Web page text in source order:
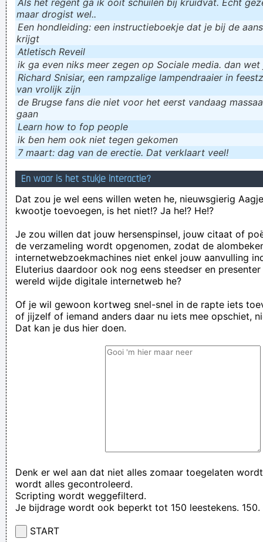
maar drogist wel..
Een hondleiding: een instructieboekje dat je bij de
krijgt
Atletisch Reveil
ik ga even niks meer zegen op Sociale media. dan
Richard Snisiar, een rampzalige lampendraaier in
van vrolijk zijn
de Brugse fans die niet voor het eerst vandaag
gaan
Learn how to fop people
ik ɓen hem ook niet tegen gekomen
7 maart: dag van de erectie. Dat verklaart veel!
En waar is het stukje interactie?
Dat zou je wel eens willen weten he, nieuwsgierig
kwootje toevoegen, is het niet!? Ja he!? He!?
Je zou willen dat jouw hersenspinsel, jouw citaat of
de verzameling wordt opgenomen, zodat de
internetwebzoekmachines niet enkel jouw aanvulling
Eluterius daardoor ook nog eens steedser en
wereld wijde digitale internetweb he?
Of je wil gewoon kortweg snel-snel in de rapte iets
of jijzelf of iemand anders daar nu iets mee opschiet,
Dat kan je dus hier doen.
Denk er wel aan dat niet alles zomaar toegelaten
wordt alles gecontroleerd.
Scripting wordt weggefilterd.
Je bijdrage wordt ook beperkt tot 150 leestekens. 150.
START